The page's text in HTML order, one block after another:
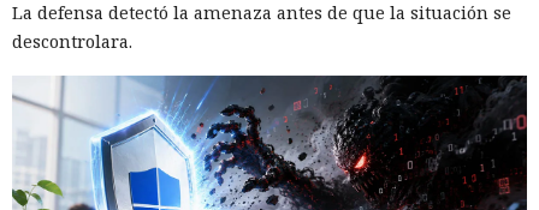
La defensa detectó la amenaza antes de que la situación se
descontrolara.